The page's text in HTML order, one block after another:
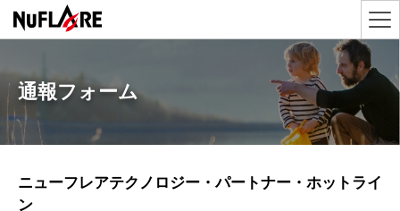
通報フォーム
ニューフレアテクノロジー・パートナー・ホットライ
ン